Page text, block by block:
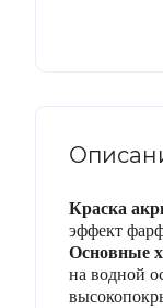
Краска
эффект
Основные
на водной